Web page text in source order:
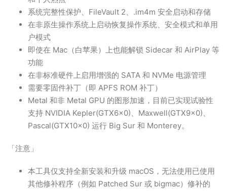
系统完整性保护、FileVault 2、.im4m 安全启动和存储
在非原生操作系统上启动恢复操作系统、安全模式和单用
户模式
即使在 Mac（白苹果）上也能解锁 Sidecar 和 AirPlay 等
功能
在非标准硬件上启用增强的 SATA 和 NVMe 电源管理
需要零固件补丁（即 APFS ROM 补丁）
Metal 和非 Metal GPU 的图形加速，目前已实现试验性
支持 NVIDIA Kepler(GTX6x0)、Maxwell(GTX9x0)、
Pascal(GTX10x0) 运行 Big Sur 和 Monterey。
「注意」
本工具仅支持全新安装和升级 macOS，无法使用已使用
其他修补程序（例如 Patched Sur 或 bigmac）修补的